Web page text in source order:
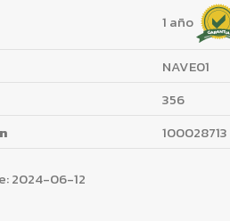
1 año
NAVE01
356
100028713
2024-06-12